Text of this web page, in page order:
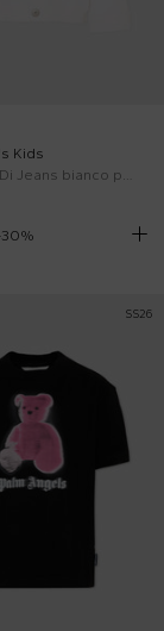
Kids
Giubbotto Di Jeans bianco per bambino con logo
30%
SS26